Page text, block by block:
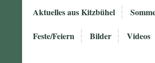
Aktuelles aus Kitzbühel
Feste/Feiern Bilder Videos